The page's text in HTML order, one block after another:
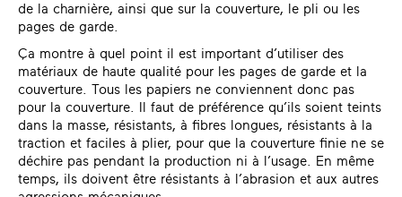
de la charnière, ainsi que sur la couverture, le pli ou les
pages de garde.
Ça montre à quel point il est important d’utiliser des
matériaux de haute qualité pour les pages de garde et la
couverture. Tous les papiers ne conviennent donc pas
pour la couverture. Il faut de préférence qu’ils soient teints
dans la masse, résistants, à fibres longues, résistants à la
traction et faciles à plier, pour que la couverture finie ne se
déchire pas pendant la production ni à l’usage. En même
temps, ils doivent être résistants à l’abrasion et aux autres